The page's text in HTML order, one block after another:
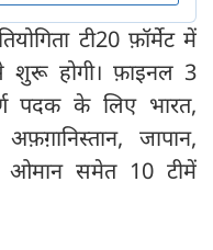
टी20 फ़ॉर्मेट में
होगी। फ़ाइनल 3
पदक के लिए भारत,
जापान,
ओमान समेत 10 टीमें